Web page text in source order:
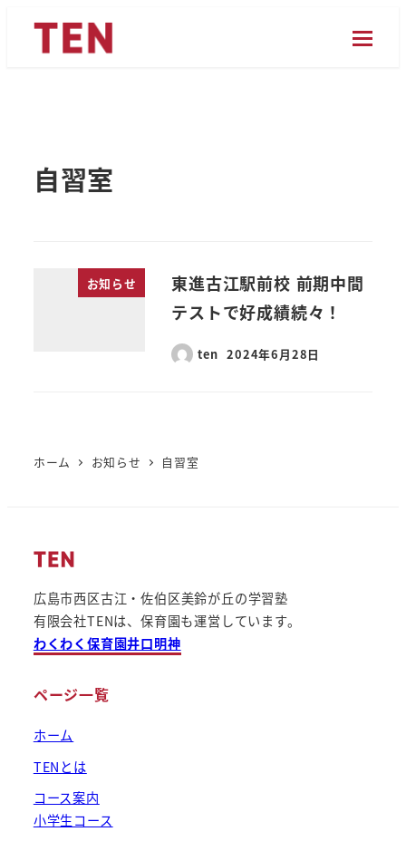
自習室
お知らせ
東進古江駅前校 前期中間
テストで好成績続々！
ten 2024年6月28日
ホーム お知らせ 自習室
広島市西区古江・佐伯区美鈴が丘の学習塾
有限会社TENは、保育園も運営しています。
わくわく保育園井口明神
ページ一覧
ホーム
TENとは
コース案内
小学生コース